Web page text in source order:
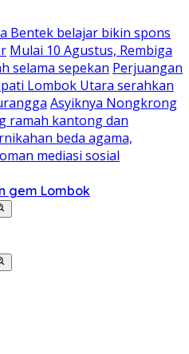
Bentek belajar bikin spons
Mulai 10 Agustus, Rembiga
selama sepekan Perjuangan
Lombok Utara serahkan
Asyiknya Nongkrong
ramah kantong dan
beda agama,
mediasi sosial
gem Lombok